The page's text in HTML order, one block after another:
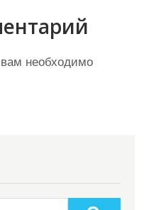
необходимо